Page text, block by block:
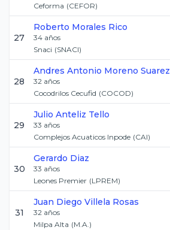
Ceforma (CEFOR)
27
Roberto Morales Rico
34 años
Snaci (SNACI)
28
Andres Antonio Moreno Suarez
32 años
Cocodrilos Cecufid (COCOD)
29
Julio Anteliz Tello
33 años
Complejos Acuaticos Inpode (CAI)
30
Gerardo Diaz
33 años
Leones Premier (LPREM)
31
Juan Diego Villela Rosas
32 años
Milpa Alta (M.A.)